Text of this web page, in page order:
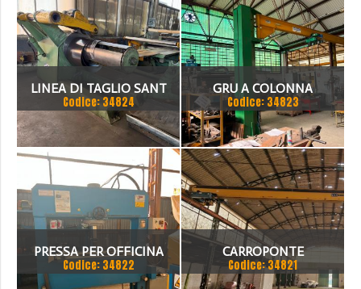
LINEA DI TAGLIO SANT
1500 X 3 MM
Codice: 34824
GRU A COLONNA
PUPPINATO 1 TON
Codice: 34823
PRESSA PER OFFICINA
SICMI 100 TON
Codice: 34822
CARROPONTE
MONOTRAVE DEMAG 5
Codice: 34821